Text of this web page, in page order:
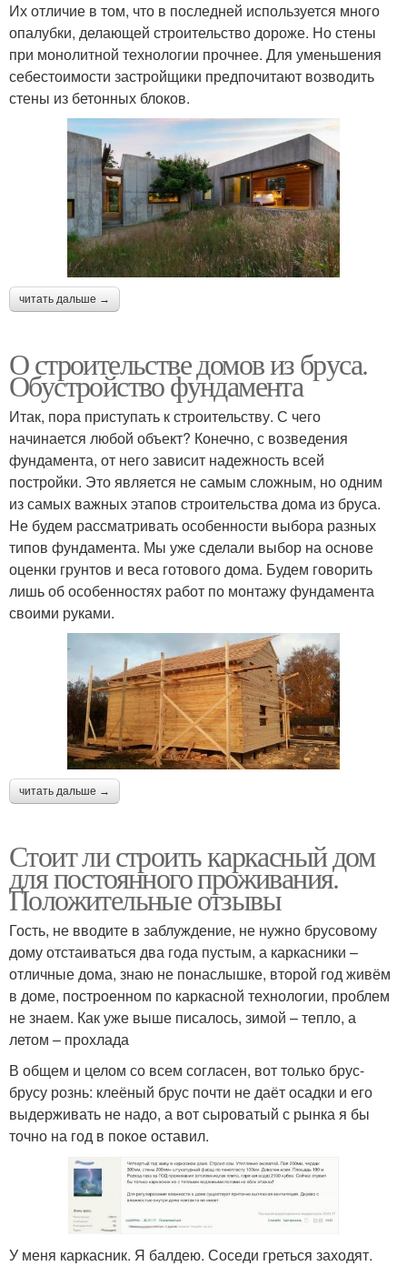
Их отличие в том, что в последней используется много
опалубки, делающей строительство дороже. Но стены
при монолитной технологии прочнее. Для уменьшения
себестоимости застройщики предпочитают возводить
стены из бетонных блоков.
читать дальше →
О строительстве домов из бруса.
Обустройство фундамента
Итак, пора приступать к строительству. С чего
начинается любой объект? Конечно, с возведения
фундамента, от него зависит надежность всей
постройки. Это является не самым сложным, но одним
из самых важных этапов строительства дома из бруса.
Не будем рассматривать особенности выбора разных
типов фундамента. Мы уже сделали выбор на основе
оценки грунтов и веса готового дома. Будем говорить
лишь об особенностях работ по монтажу фундамента
своими руками.
читать дальше →
Стоит ли строить каркасный дом
для постоянного проживания.
Положительные отзывы
Гость, не вводите в заблуждение, не нужно брусовому
дому отстаиваться два года пустым, а каркасники –
отличные дома, знаю не понаслышке, второй год живём
в доме, построенном по каркасной технологии, проблем
не знаем. Как уже выше писалось, зимой – тепло, а
летом – прохлада
В общем и целом со всем согласен, вот только брус-
брусу рознь: клеёный брус почти не даёт осадки и его
выдерживать не надо, а вот сыроватый с рынка я бы
точно на год в покое оставил.
У меня каркасник. Я балдею. Соседи греться заходят.